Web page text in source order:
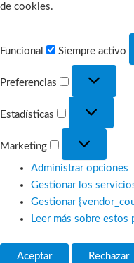
de cookies.
Funcional Siempre activo
Preferencias
Estadísticas
Marketing
Administrar opciones
Gestionar los
Gestionar
Leer más sobre estos
Aceptar Rechazar